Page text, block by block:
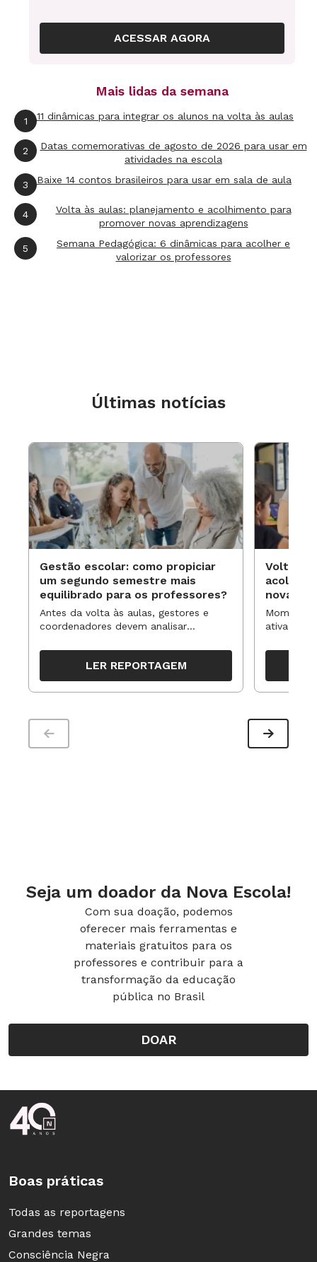
ACESSAR AGORA
Mais lidas da semana
1 11 dinâmicas para integrar os alunos na volta às aulas
2
Datas comemorativas de agosto de 2026 para usar em
atividades na escola
3 Baixe 14 contos brasileiros para usar em sala de aula
4
Volta às aulas: planejamento e acolhimento para
promover novas aprendizagens
5
Semana Pedagógica: 6 dinâmicas para acolher e
valorizar os professores
Últimas notícias
Gestão escolar: como propiciar
um segundo semestre mais
equilibrado para os professores?
Antes da volta às aulas, gestores e
coordenadores devem analisar
organizar ações para orientar o
trabalho pedagógico ao longo do
período
LER REPORTAGEM
Volta às
novas
ativa
propostas
Seja um doador da Nova Escola!
Com sua doação, podemos
oferecer mais ferramentas e
materiais gratuitos para os
professores e contribuir para a
transformação da educação
pública no Brasil
DOAR
Rodapé da Nova Escola
Boas práticas
Todas as reportagens
Grandes temas
Consciência Negra